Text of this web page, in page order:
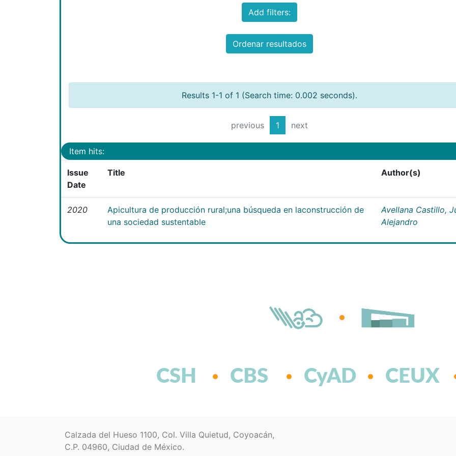
Add filters:
Ordenar resultados
Results 1-1 of 1 (Search time: 0.002 seconds).
previous 1 next
Item hits:
Issue
Date
Title Author(s)
2020
Apicultura de producción rural;una búsqueda en laconstrucción de
una sociedad sustentable
Avellana Castillo,
Alejandro
CSH CBS CyAD CEUX
Calzada del Hueso 1100, Col. Villa Quietud, Coyoacán,
C.P. 04960, Ciudad de México.